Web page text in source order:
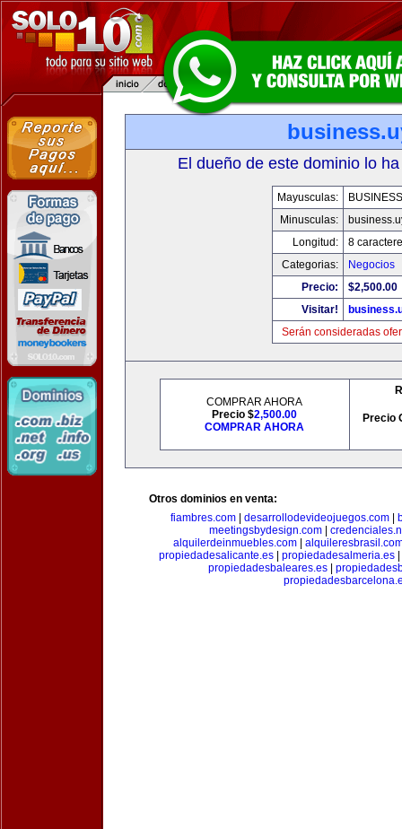
El dueño de este dominio lo
Mayusculas:
Minusculas:
Longitud:
8
Categorias:
Negocios
Precio:
$2,500.00
Visitar!
Serán consideradas
COMPRAR AHORA
Precio $2,500.00
COMPRAR AHORA
Precio
Otros dominios en venta:
fiambres.com| desarrollodevideojuegos.com|
meetingsbydesign.com|
alquilerdeinmuebles.com|
propiedadesalicante.es| propiedadesalmeria.es|
propiedadesbaleares.es